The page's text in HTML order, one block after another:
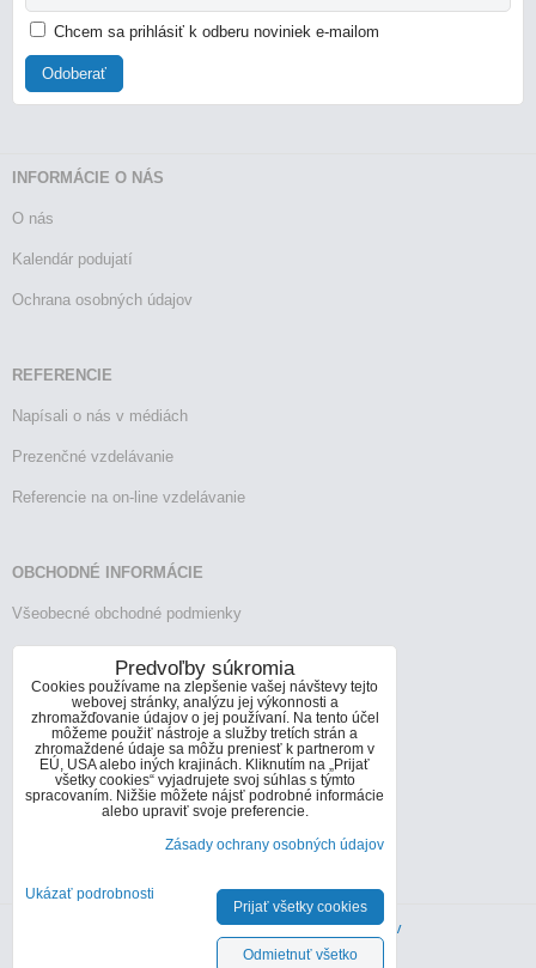
Chcem sa prihlásiť k odberu noviniek e-mailom
Odoberať
INFORMÁCIE O NÁS
O nás
Kalendár podujatí
Ochrana osobných údajov
REFERENCIE
Napísali o nás v médiách
Prezenčné vzdelávanie
Referencie na on-line vzdelávanie
OBCHODNÉ INFORMÁCIE
Všeobecné obchodné podmienky
Reklamačný poriadok
Vrátenie tovaru
KONTAKTY
Informácie o kontaktoch
+421 905 272 066
Zásady ochrany osobných údajov
Predvoľby súkromia
Cookies používame na zlepšenie vašej návštevy tejto
webovej stránky, analýzu jej výkonnosti a
zhromažďovanie údajov o jej používaní. Na tento účel
môžeme použiť nástroje a služby tretích strán a
zhromaždené údaje sa môžu preniesť k partnerom v
EÚ, USA alebo iných krajinách. Kliknutím na „Prijať
všetky cookies“ vyjadrujete svoj súhlas s týmto
spracovaním. Nižšie môžete nájsť podrobné informácie
alebo upraviť svoje preferencie.
Zásady ochrany osobných údajov
Ukázať podrobnosti
Prijať všetky cookies
Odmietnuť všetko